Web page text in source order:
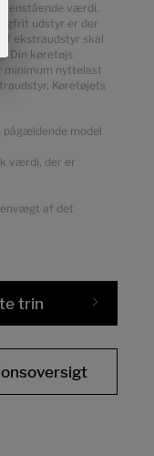
værdi.
udstyr er der
ekstraudstyr skal
Din køretøjs
minimum nyttelast
Køretøjets
model
værdi, der er
af det
trin